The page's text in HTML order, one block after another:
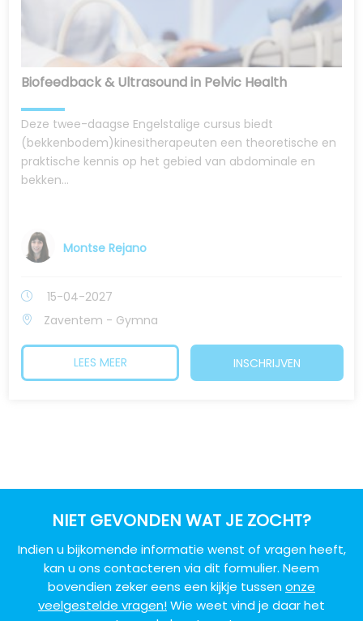
Biofeedback & Ultrasound in Pelvic Health
Deze twee-daagse Engelstalige cursus biedt
(bekkenbodem)kinesitherapeuten een theoretische en
praktische kennis op het gebied van abdominale en
bekken...
Montse Rejano
15-04-2027
Zaventem - Gymna
LEES MEER INSCHRIJVEN
NIET GEVONDEN WAT JE ZOCHT?
Indien u bijkomende informatie wenst of vragen heeft,
kan u ons contacteren via dit formulier. Neem
bovendien zeker eens een kijkje tussenonze
veelgestelde vragen!Wie weet vind je daar het